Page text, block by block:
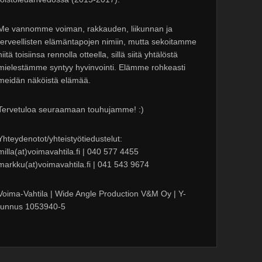
vannomme voiman, rakkauden, liikunnan ja
elämäntapojen nimiin, mutta sekoitamme
toisiinsa rennolla otteella, sillä siitä yhtälöstä
syntyy hyvinvointi. Elämme rohkeasti
näköistä elämää.
seuraamaan touhujamme! :)
yhteistyötiedustelut:
| 040 577 4455
| 041 543 9674
Vahtila | Wide Angle Production V&M Oy | Y-
1053940-5